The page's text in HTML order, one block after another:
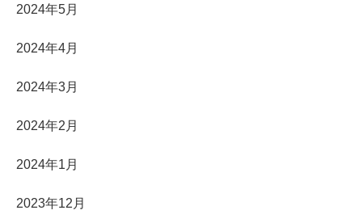
2024年5月
2024年4月
2024年3月
2024年2月
2024年1月
2023年12月